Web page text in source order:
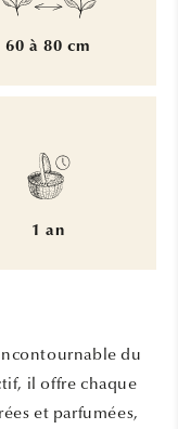
60 à 80 cm
1 an
du
il offre chaque
et parfumées,